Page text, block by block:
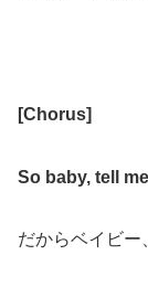
[Chorus]
So baby, tell
だからベイビー